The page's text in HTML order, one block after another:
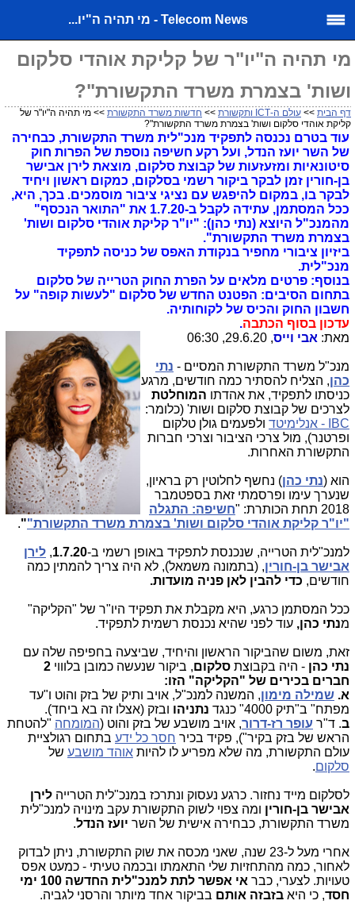
Telecom News - מי תהיה ה"יו...
מי תהיה ה"יו"ר של קליקת אוהדי סלקום
ושות' בצמרת משרד התקשורת"?
דף הבית >> עולם ה-ICT ותקשורת >> חדשות משרד התקשורת >> מי תהיה ה"יו"ר של
קליקת אוהדי סלקום ושות' בצמרת משרד התקשורת"?
עוד בטרם נכנסה לתפקיד מנכ"לית משרד התקשורת, כבחירה
של השר יועז הנדל, ועל רקע חשיפה נוספת של הפרות חוק
סיטונאיות ומזעזעות של קבוצת סלקום, מוצאת לירן אבישר
בן-חורין זמן לבקר ביקור רשמי בסלקום, כמקום ראשון ויחיד
לבקר בו, במקום להיפגש עם נציגי ציבור מוסמכים. בכך, היא,
ככל המסתמן, עתידה לקבל ב-1.7.20 את "התואר הנכסף"
מהמנכ"ל היוצא (נתי כהן): "יו"ר קליקת אוהדי סלקום ושות'
בצמרת משרד התקשורת".
ביזיון ציבורי מחפיר בנקודת האפס של כניסה לתפקיד
מנכ"לית.
בנוסף: פרטים מלאים על הפרת החוק הטרייה של סלקום
בתחום הסיבים: הפטנט החדש של סלקום "לעשות קופה" על
חשבון החוק והכיס של לקוחותיה.
עדכון בסוף הכתבה.
מאת: אבי וייס, 29.6.20, 06:30
מנכ"ל משרד התקשורת המסיים - נתי
כהן, הצליח להסתיר כמה חודשים, מרגע
כניסתו לתפקיד, את אהדתו המוחלטת
לצרכים של קבוצת סלקום ושות' (כלומר:
IBC - אנלימיטד
ולפעמים גולן טלקום
ופרטנר), מול צרכי הציבור וצרכי חברות
התקשורת האחרות.
הוא (נתי כהן) נחשף לחלוטין רק בראיון,
שנערך עימו ופרסמתי זאת בספטמבר
2018 תחת הכותרת: "
חשיפה: התגלה
"יו"ר קליקת אוהדי סלקום ושות' בצמרת משרד התקשורת""
.
למנכ"לית הטרייה, שנכנסת לתפקיד באופן רשמי ב-1.7.20
, לירן
אבישר בן-חורין, (בתמונה משמאל), לא היה צריך להמתין כמה
חודשים, כדי להבין לאן פניה מועדות.
ככל המסתמן כרגע, היא מקבלת את תפקיד היו"ר של "הקליקה"
מנתי כהן, עוד לפני שהיא נכנסת רשמית לתפקיד.
זאת, משום שהביקור הראשון והיחיד, שביצעה בחפיפה שלה עם
נתי כהן - היה בקבוצת סלקום, ביקור שנעשה כמובן בלוווי 2
חברים בכירים של "הקליקה" הזו:
א. שמילה מימון, המשנה למנכ"ל, אויב ותיק של בזק והוט ו"עד
מפתח" ב"תיק 4000" כנגד
נתניהו ובזק (אצלו זה בא ביחד).
ב. ד"ר עופר רז-דרור, אויב מושבע של בזק והוט (המומחה "להטחת
הראש של בזק בקיר"), פקיד בכיר חסר כל ידע בתחום רגולציית
עולם התקשורת, מה שלא מפריע לו להיות אוהד מושבע של
סלקום.
לסלקום מייד נחזור. כרגע נעסוק ונתרכז במנכ"לית הטרייה לירן
אבישר בן-חורין ומה צפוי לשוק התקשורת עקב מינויה למנכ"לית
משרד התקשורת, כבחירה אישית של השר יועז הנדל.
אחרי מעל ל-23 שנה, שאני מכסה את שוק התקשורת, ניתן לבדוק
לאחור, כמה מהתחזיות שלי התאמתו ובכמה טעיתי - כמעט אפס
טעויות. לצערי, כבר
אי אפשר לתת למנכ"לית החדשה 100 ימי
חסד, כי היא בזבזה אותם בביקור אחד מיותר והרסני לגביה.